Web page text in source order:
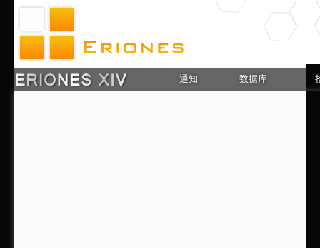
通知 数据库